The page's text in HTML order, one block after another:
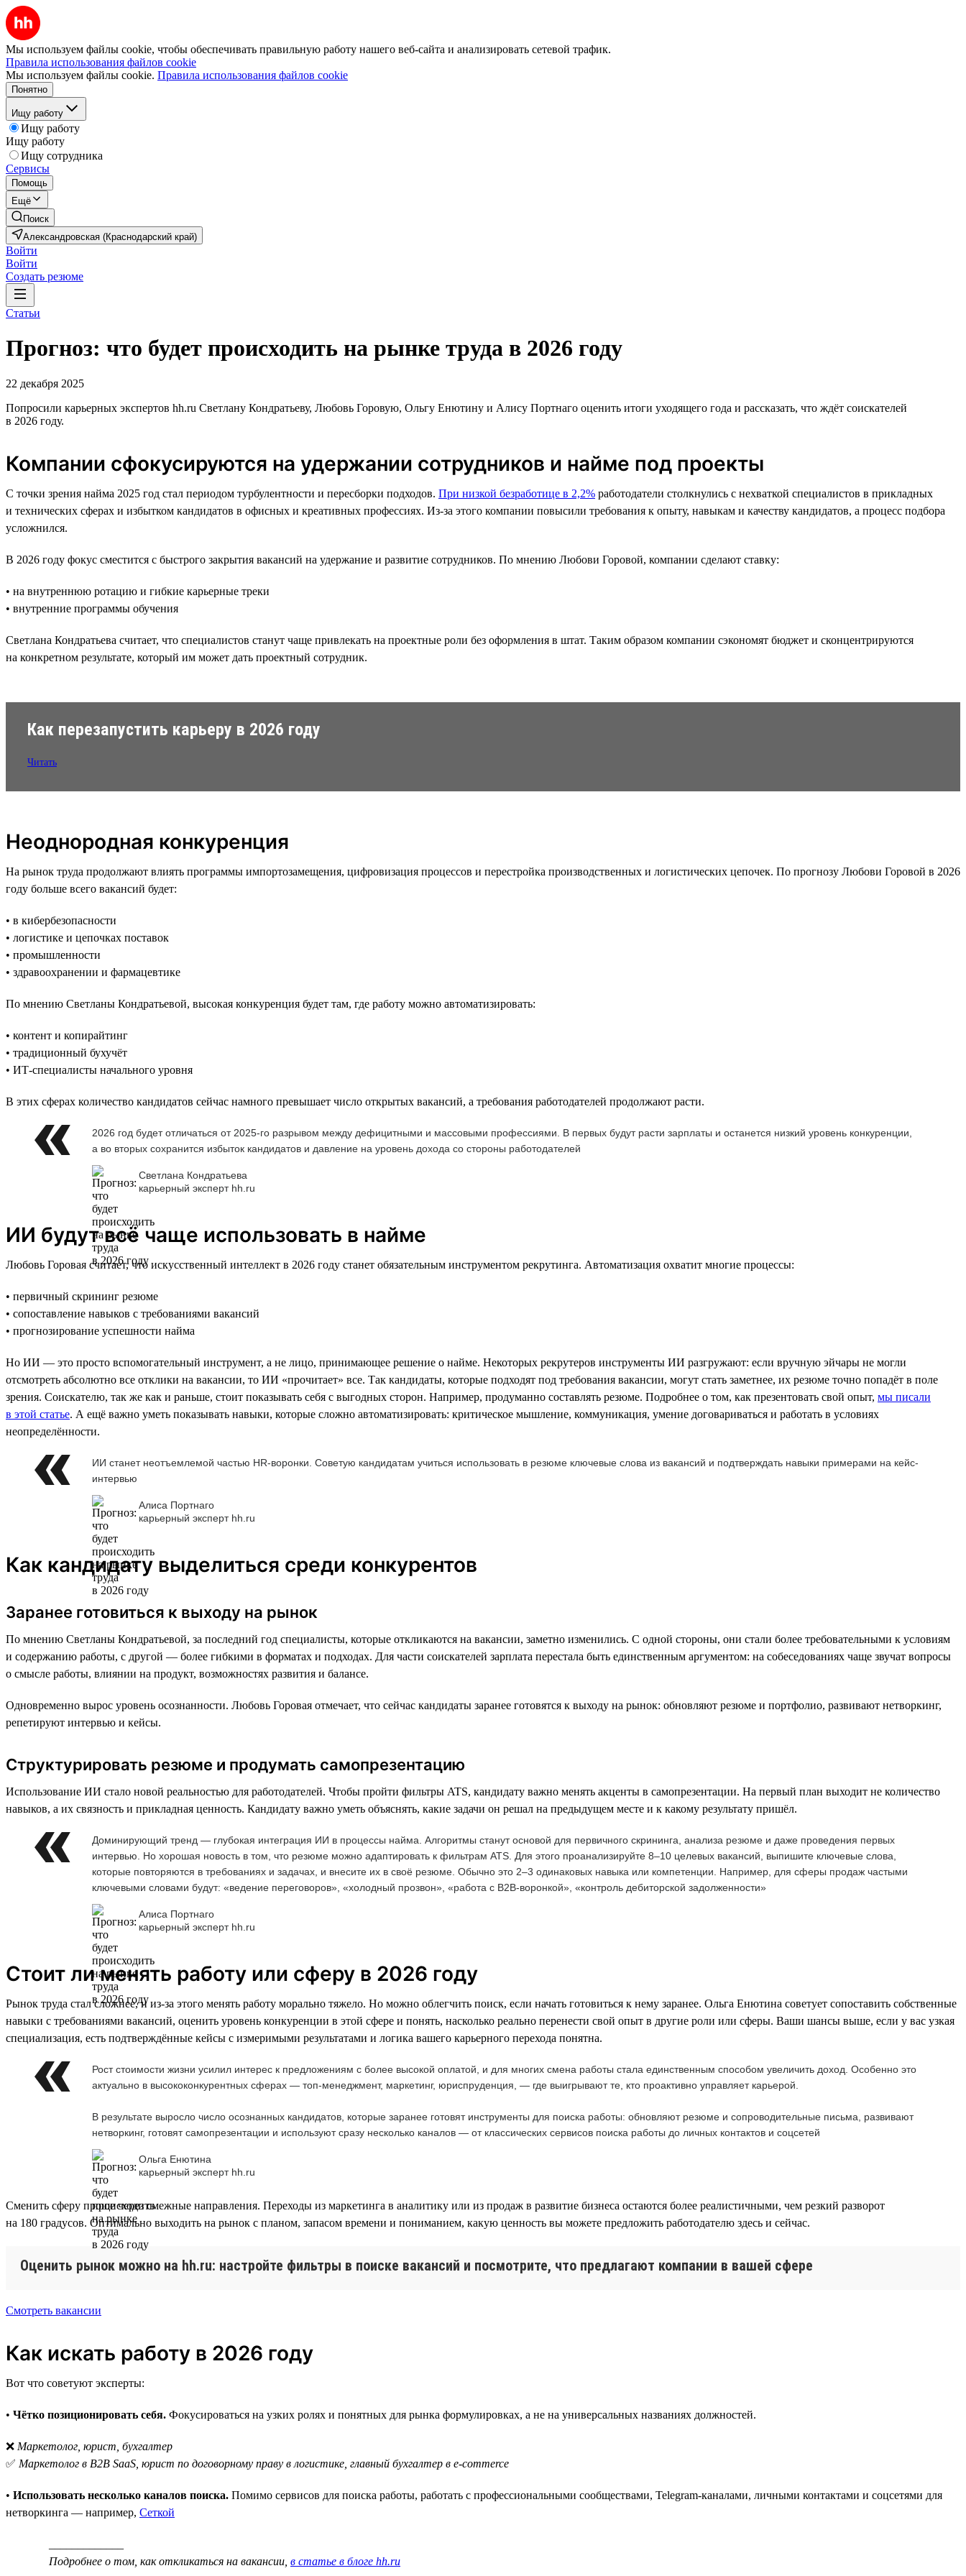
Мы используем файлы cookie, чтобы обеспечивать правильную работу нашего веб-сайта и анализировать сетевой трафик.
Правила использования файлов cookie
Мы используем файлы cookie. Правила использования файлов cookie
Понятно
Ищу работу
Ищу работу
Ищу работу
Ищу сотрудника
Сервисы
Помощь
Ещё
Поиск
Александровская (Краснодарский край)
Войти
Войти
Создать резюме
Статьи
Прогноз: что будет происходить на рынке труда в 2026 году
22 декабря 2025
Попросили карьерных экспертов hh.ru Светлану Кондратьеву, Любовь Горовую, Ольгу Енютину и Алису Портнаго оценить итоги уходящего года и рассказать, что ждёт соискателей
в 2026 году.
Компании сфокусируются на удержании сотрудников и найме под проекты
С точки зрения найма 2025 год стал периодом турбулентности и пересборки подходов. При низкой безработице в 2,2% работодатели столкнулись с нехваткой специалистов в прикладных
и технических сферах и избытком кандидатов в офисных и креативных профессиях. Из-за этого компании повысили требования к опыту, навыкам и качеству кандидатов, а процесс подбора
усложнился.
В 2026 году фокус сместится с быстрого закрытия вакансий на удержание и развитие сотрудников. По мнению Любови Горовой, компании сделают ставку:
• на внутреннюю ротацию и гибкие карьерные треки
• внутренние программы обучения
Светлана Кондратьева считает, что специалистов станут чаще привлекать на проектные роли без оформления в штат. Таким образом компании сэкономят бюджет и сконцентрируются
на конкретном результате, который им может дать проектный сотрудник.
Как перезапустить карьеру в 2026 году
Читать
Неоднородная конкуренция
На рынок труда продолжают влиять программы импортозамещения, цифровизация процессов и перестройка производственных и логистических цепочек. По прогнозу Любови Горовой в 2026
году больше всего вакансий будет:
• в кибербезопасности
• логистике и цепочках поставок
• промышленности
• здравоохранении и фармацевтике
По мнению Светланы Кондратьевой, высокая конкуренция будет там, где работу можно автоматизировать:
• контент и копирайтинг
• традиционный бухучёт
• ИТ-специалисты начального уровня
В этих сферах количество кандидатов сейчас намного превышает число открытых вакансий, а требования работодателей продолжают расти.
2026 год будет отличаться от 2025-го разрывом между дефицитными и массовыми профессиями. В первых будут расти зарплаты и останется низкий уровень конкуренции,
а во вторых сохранится избыток кандидатов и давление на уровень дохода со стороны работодателей
Светлана Кондратьева
карьерный эксперт hh.ru
ИИ будут всё чаще использовать в найме
Любовь Горовая считает, что искусственный интеллект в 2026 году станет обязательным инструментом рекрутинга. Автоматизация охватит многие процессы:
• первичный скрининг резюме
• сопоставление навыков с требованиями вакансий
• прогнозирование успешности найма
Но ИИ — это просто вспомогательный инструмент, а не лицо, принимающее решение о найме. Некоторых рекрутеров инструменты ИИ разгружают: если вручную эйчары не могли
отсмотреть абсолютно все отклики на вакансии, то ИИ «прочитает» все. Так кандидаты, которые подходят под требования вакансии, могут стать заметнее, их резюме точно попадёт в поле
зрения. Соискателю, так же как и раньше, стоит показывать себя с выгодных сторон. Например, продуманно составлять резюме. Подробнее о том, как презентовать свой опыт, мы писали
в этой статье. А ещё важно уметь показывать навыки, которые сложно автоматизировать: критическое мышление, коммуникация, умение договариваться и работать в условиях
неопределённости.
ИИ станет неотъемлемой частью HR-воронки. Советую кандидатам учиться использовать в резюме ключевые слова из вакансий и подтверждать навыки примерами на кейс-
интервью
Алиса Портнаго
карьерный эксперт hh.ru
Как кандидату выделиться среди конкурентов
Заранее готовиться к выходу на рынок
По мнению Светланы Кондратьевой, за последний год специалисты, которые откликаются на вакансии, заметно изменились. С одной стороны, они стали более требовательными к условиям
и содержанию работы, с другой — более гибкими в форматах и подходах. Для части соискателей зарплата перестала быть единственным аргументом: на собеседованиях чаще звучат вопросы
о смысле работы, влиянии на продукт, возможностях развития и балансе.
Одновременно вырос уровень осознанности. Любовь Горовая отмечает, что сейчас кандидаты заранее готовятся к выходу на рынок: обновляют резюме и портфолио, развивают нетворкинг,
репетируют интервью и кейсы.
Структурировать резюме и продумать самопрезентацию
Использование ИИ стало новой реальностью для работодателей. Чтобы пройти фильтры ATS, кандидату важно менять акценты в самопрезентации. На первый план выходит не количество
навыков, а их связность и прикладная ценность. Кандидату важно уметь объяснять, какие задачи он решал на предыдущем месте и к какому результату пришёл.
Доминирующий тренд — глубокая интеграция ИИ в процессы найма. Алгоритмы станут основой для первичного скрининга, анализа резюме и даже проведения первых
интервью. Но хорошая новость в том, что резюме можно адаптировать к фильтрам ATS. Для этого проанализируйте 8–10 целевых вакансий, выпишите ключевые слова,
которые повторяются в требованиях и задачах, и внесите их в своё резюме. Обычно это 2–3 одинаковых навыка или компетенции. Например, для сферы продаж частыми
ключевыми словами будут: «ведение переговоров», «холодный прозвон», «работа с B2B-воронкой», «контроль дебиторской задолженности»
Алиса Портнаго
карьерный эксперт hh.ru
Стоит ли менять работу или сферу в 2026 году
Рынок труда стал сложнее, и из-за этого менять работу морально тяжело. Но можно облегчить поиск, если начать готовиться к нему заранее. Ольга Енютина советует сопоставить собственные
навыки с требованиями вакансий, оценить уровень конкуренции в этой сфере и понять, насколько реально перенести свой опыт в другие роли или сферы. Ваши шансы выше, если у вас узкая
специализация, есть подтверждённые кейсы с измеримыми результатами и логика вашего карьерного перехода понятна.
Рост стоимости жизни усилил интерес к предложениям с более высокой оплатой, и для многих смена работы стала единственным способом увеличить доход. Особенно это
актуально в высококонкурентных сферах — топ-менеджмент, маркетинг, юриспруденция, — где выигрывают те, кто проактивно управляет карьерой.
В результате выросло число осознанных кандидатов, которые заранее готовят инструменты для поиска работы: обновляют резюме и сопроводительные письма, развивают
нетворкинг, готовят самопрезентации и используют сразу несколько каналов — от классических сервисов поиска работы до личных контактов и соцсетей
Ольга Енютина
карьерный эксперт hh.ru
Сменить сферу проще через смежные направления. Переходы из маркетинга в аналитику или из продаж в развитие бизнеса остаются более реалистичными, чем резкий разворот
на 180 градусов. Оптимально выходить на рынок с планом, запасом времени и пониманием, какую ценность вы можете предложить работодателю здесь и сейчас.
Оценить рынок можно на hh.ru: настройте фильтры в поиске вакансий и посмотрите, что предлагают компании в вашей сфере
Смотреть вакансии
Как искать работу в 2026 году
Вот что советуют эксперты:
• Чётко позиционировать себя. Фокусироваться на узких ролях и понятных для рынка формулировках, а не на универсальных названиях должностей.
❌ Маркетолог, юрист, бухгалтер
✅ Маркетолог в B2B SaaS, юрист по договорному праву в логистике, главный бухгалтер в e-commerce
• Использовать несколько каналов поиска. Помимо сервисов для поиска работы, работать с профессиональными сообществами, Telegram-каналами, личными контактами и соцсетями для
нетворкинга — например, Сеткой
Подробнее о том, как откликаться на вакансии, в статье в блоге hh.ru